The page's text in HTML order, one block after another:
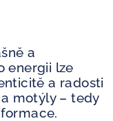
a
energii lze
a radosti
motýly – tedy